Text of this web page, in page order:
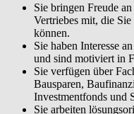
Sie bringen Freude
Vertriebes mit, die
können.
Sie haben Interesse
und sind motiviert in
Sie verfügen über
Bausparen,
Investmentfonds und
Sie arbeiten